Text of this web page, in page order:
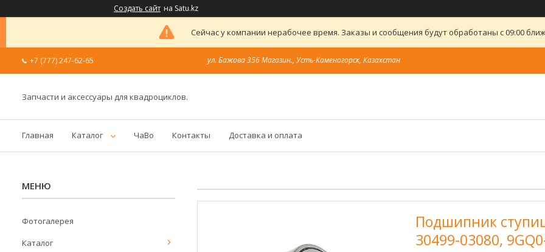
Создать сайт на Satu.kz
Сейчас у компании нерабочее время. Заказы и сообщения будут обработаны с 09:00
+7 (777) 247-62-65 ул. Бажова 356 Магазин., Усть-Каменогорск, Казахстан
Запчасти и аксессуары для квадроциклов.
Главная Каталог ЧаВо Контакты Доставка и оплата
Подшипник
30499-03080,
Фотогалерея
Каталог